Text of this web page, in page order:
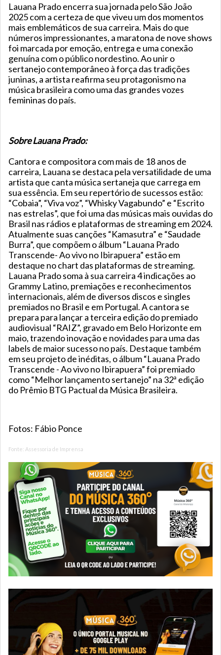
Lauana Prado encerra sua jornada pelo São João
2025 com a certeza de que viveu um dos momentos
mais emblemáticos de sua carreira. Mais do que
números impressionantes, a maratona de nove shows
foi marcada por emoção, entrega e uma conexão
genuína com o público nordestino. Ao unir o
sertanejo contemporâneo à força das tradições
juninas, a artista reafirma seu protagonismo na
música brasileira como uma das grandes vozes
femininas do país.
Sobre Lauana Prado:
Cantora e compositora com mais de 18 anos de
carreira, Lauana se destaca pela versatilidade de uma
artista que canta música sertaneja que carrega em
sua essência. Em seu repertório de sucessos estão:
“Cobaia”, “Viva voz”, “Whisky Vagabundo” e “Escrito
nas estrelas”, que foi uma das músicas mais ouvidas do
Brasil nas rádios e plataformas de streaming em 2024.
Atualmente suas canções “Kamasutra” e “Saudade
Burra”, que compõem o álbum “Lauana Prado
Transcende- Ao vivo no Ibirapuera” estão em
destaque no chart das plataformas de streaming.
Lauana Prado soma à sua carreira 4 indicações ao
Grammy Latino, premiações e reconhecimentos
internacionais, além de diversos discos e singles
premiados no Brasil e em Portugal. A cantora se
prepara para lançar a terceira edição do premiado
audiovisual “RAIZ”, gravado em Belo Horizonte em
maio, trazendo inovação e novidades para uma das
labels de maior sucesso no país. Destaque também
em seu projeto de inéditas, o álbum “Lauana Prado
Transcende - Ao vivo no Ibirapuera” foi premiado
como “Melhor lançamento sertanejo” na 32ª edição
do Prêmio BTG Pactual da Música Brasileira.
Fotos: Fábio Ponce
Fonte: Assessoria de Imprensa